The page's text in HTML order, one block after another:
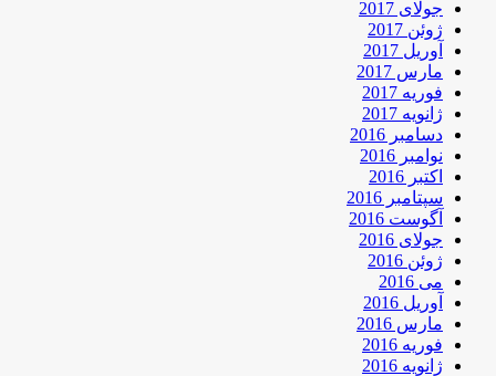
جولای 2017
ژوئن 2017
آوریل 2017
مارس 2017
فوریه 2017
ژانویه 2017
دسامبر 2016
نوامبر 2016
اکتبر 2016
سپتامبر 2016
آگوست 2016
جولای 2016
ژوئن 2016
می 2016
آوریل 2016
مارس 2016
فوریه 2016
ژانویه 2016